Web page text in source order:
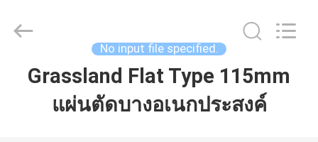
บ้าน
Wheel
Manufacturing
Reserved.
No input file specified.
Grassland Flat Type 115mm
แผ่นตัดบางอเนกประสงค์